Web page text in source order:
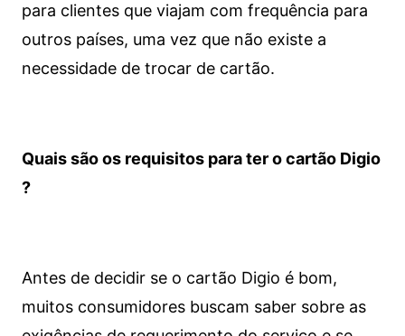
para clientes que viajam com frequência para
outros países, uma vez que não existe a
necessidade de trocar de cartão.
Quais são os requisitos para ter o cartão Digio
?
Antes de decidir se o cartão Digio é bom,
muitos consumidores buscam saber sobre as